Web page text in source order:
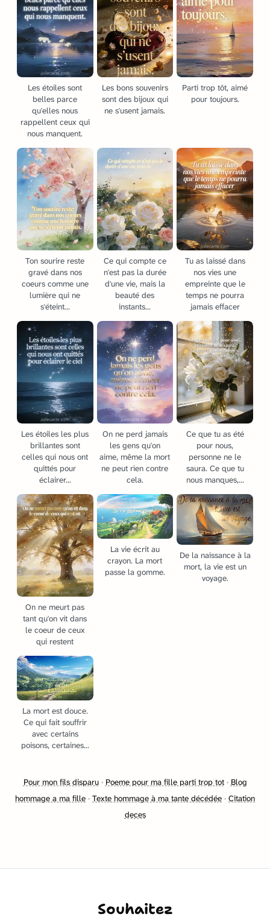
Les étoiles sont
belles parce
qu'elles nous
rappellent ceux qui
nous manquent.
Les bons souvenirs
sont des bijoux qui
ne s'usent jamais.
Parti trop tôt, aimé
pour toujours.
Ton sourire reste
gravé dans nos
coeurs comme une
lumière qui ne
s'éteint...
Ce qui compte ce
n'est pas la durée
d'une vie, mais la
beauté des
instants...
Tu as laissé dans
nos vies une
empreinte que le
temps ne pourra
jamais effacer
Les étoiles les plus
brillantes sont
celles qui nous ont
quittés pour
éclairer...
On ne perd jamais
les gens qu'on
aime, même la mort
ne peut rien contre
cela.
Ce que tu as été
pour nous,
personne ne le
saura. Ce que tu
nous manques,...
On ne meurt pas
tant qu'on vit dans
le coeur de ceux
qui restent
La vie écrit au
crayon. La mort
passe la gomme.
De la naissance à la
mort, la vie est un
voyage.
La mort est douce.
Ce qui fait souffrir
avec certains
poisons, certaines...
Pour mon fils disparu· Poeme pour ma fille parti trop tot· Blog
hommage a ma fille · Texte hommage à ma tante décédée · Citation
deces
Souhaitez